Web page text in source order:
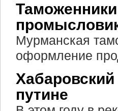
Мурманская
оформление
Хабаровский
путине